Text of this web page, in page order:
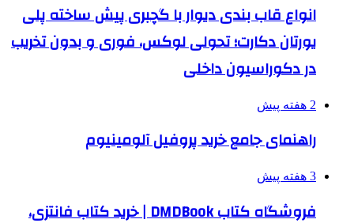
انواع قاب بندی دیوار با گچبری پیش ساخته پلی
یورتان دکارت؛ تحولی لوکس، فوری و بدون تخریب
در دکوراسیون داخلی
2 هفته پیش
راهنمای جامع خرید پروفیل آلومینیوم
3 هفته پیش
فروشگاه کتاب DMDBook | خرید کتاب فانتزی،